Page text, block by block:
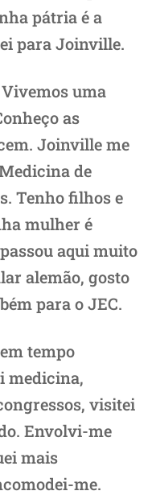
pátria é a
para Joinville.
uma
as
Joinville me
de
Tenho filhos e
mulher é
aqui muito
alemão, gosto
para o JEC.
tempo
medicina,
visitei
Envolvi-me
mais
me.